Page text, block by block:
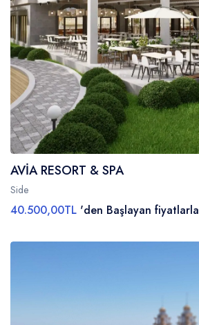
AVİA RESORT & SPA
Side
40.500,00TL 'den Başlayan fiyatlarla